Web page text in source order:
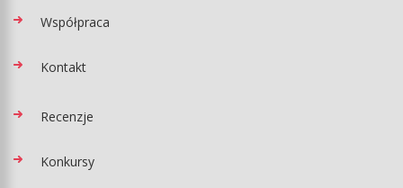
Współpraca
Kontakt
Recenzje
Konkursy